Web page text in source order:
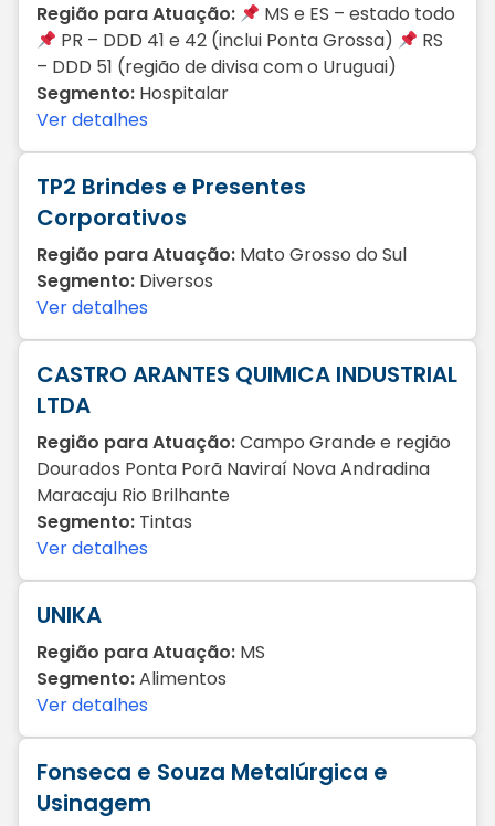
Região para Atuação:
MS e ES – estado todo
PR – DDD 41 e 42 (inclui Ponta Grossa)
RS
– DDD 51 (região de divisa com o Uruguai)
Segmento: Hospitalar
Ver detalhes
TP2 Brindes e Presentes
Corporativos
Região para Atuação: Mato Grosso do Sul
Segmento: Diversos
Ver detalhes
CASTRO ARANTES QUIMICA INDUSTRIAL
LTDA
Região para Atuação:Campo Grande e região
Dourados Ponta Porã Naviraí Nova Andradina
Maracaju Rio Brilhante
Segmento: Tintas
Ver detalhes
UNIKA
Região para Atuação: MS
Segmento:Alimentos
Ver detalhes
Fonseca e Souza Metalúrgica e
Usinagem